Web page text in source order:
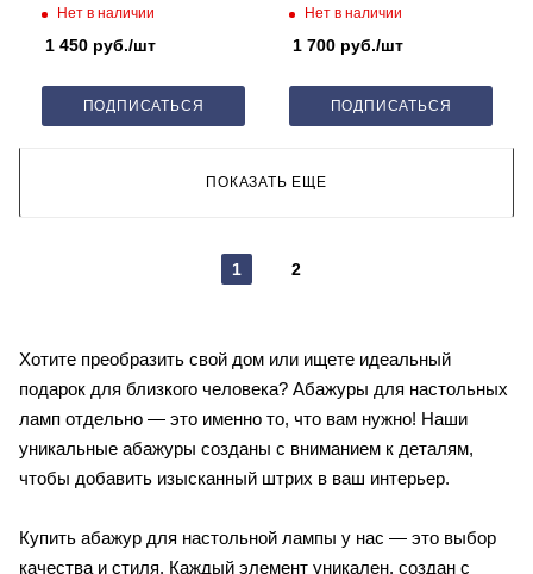
смНет в наличии
1 450 руб./шт
ПОДПИСАТЬСЯ
25 смНет в наличии
1 700 руб./шт
ПОДПИСАТЬСЯ
ПОКАЗАТЬ ЕЩЕ
1 2
Хотите преобразить свой дом или ищете идеальный
подарок для близкого человека? Абажуры для настольных
ламп отдельно — это именно то, что вам нужно! Наши
уникальные абажуры созданы с вниманием к деталям,
чтобы добавить изысканный штрих в ваш интерьер.
Купить абажур для настольной лампы у нас — это выбор
качества и стиля. Каждый элемент уникален, создан с